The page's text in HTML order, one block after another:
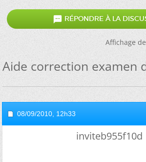
 RÉPONDRE À LA
Affichage
Aide correction examen
08/09/2010, 12h33
inviteb955f10d